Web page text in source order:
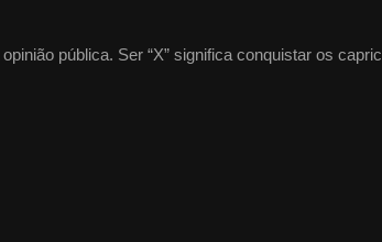
pública. Ser “X” significa conquistar os